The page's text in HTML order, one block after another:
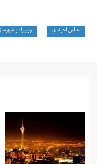
عباس آخوندي وزیر راه و